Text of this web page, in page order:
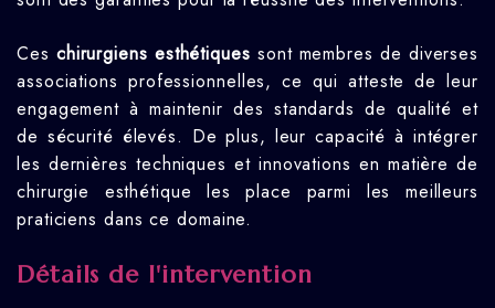
Ces chirurgiens esthétiques sont membres de diverses
associations professionnelles, ce qui atteste de leur
engagement à maintenir des standards de qualité et
de sécurité élevés. De plus, leur capacité à intégrer
les dernières techniques et innovations en matière de
chirurgie esthétique les place parmi les meilleurs
praticiens dans ce domaine.
Détails de l'intervention